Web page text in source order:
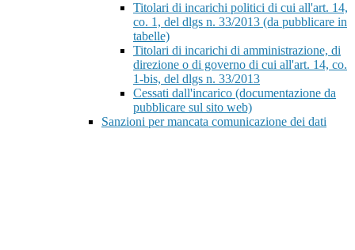
Titolari di incarichi politici di cui all'art. 14,
co. 1, del dlgs n. 33/2013 (da pubblicare in
tabelle)
Titolari di incarichi di amministrazione, di
direzione o di governo di cui all'art. 14, co.
1-bis, del dlgs n. 33/2013
Cessati dall'incarico (documentazione da
pubblicare sul sito web)
Sanzioni per mancata comunicazione dei dati